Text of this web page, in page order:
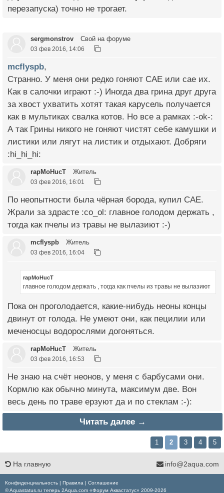
перезапуска) точно не трогает.
sergmonstrov Свой на форуме
03 фев 2016, 14:06
mcflyspb,
Странно. У меня они редко гоняют САЕ или сае их.
Как в салочки играют :-) Иногда два грина друг друга
за хвост ухватить хотят такая карусель получается
как в мультиках свалка котов. Но все а рамках :-ok-:
А так Грины никого не гоняют чистят себе камушки и
листики или лягут на листик и отдыхают. Добряги
:hi_hi_hi:
rapMoHucT Житель
03 фев 2016, 16:01
По неопытности была чёрная борода, купил САЕ.
Жрали за здрасте :co_ol: главное голодом держать ,
тогда как пчелы из травы не вылазиют :-)
mcflyspb Житель
03 фев 2016, 16:04
rapMoHucT
главное голодом держать , тогда как пчелы из травы не вылазиют
Пока он проголодается, какие-нибудь неоны концы
двинут от голода. Не умеют они, как пецилии или
меченосцы водорослями догоняться.
rapMoHucT Житель
03 фев 2016, 16:53
Не знаю на счёт неонов, у меня с барбусами они.
Кормлю как обычно минута, максимум две. Вон
весь день по траве ерзуют да и по стеклам :-):
Читать далее →
1 2 3 4 5
На главную info@2aqua.com
Конфиденциальность | Правила | Соглашение
© Aquastatus.ru теперь 2Aqua.com «Форум Аквастатус» 2009-2026